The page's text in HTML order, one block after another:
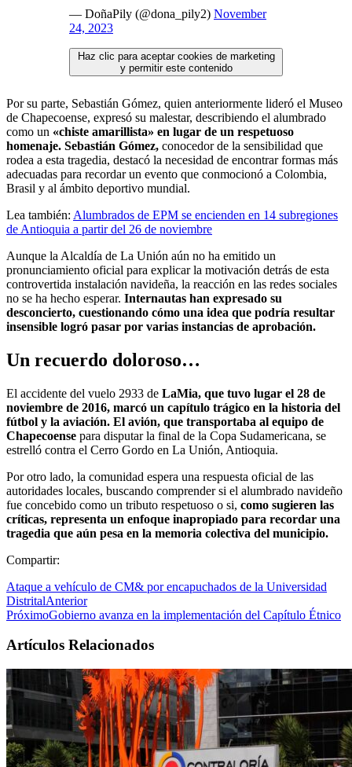
— DoñaPily (@dona_pily2) November
24, 2023
Haz clic para aceptar cookies de marketing
y permitir este contenido
Por su parte, Sebastián Gómez, quien anteriormente lideró el Museo
de Chapecoense, expresó su malestar, describiendo el alumbrado
como un «chiste amarillista» en lugar de un respetuoso
homenaje. Sebastián Gómez, conocedor de la sensibilidad que
rodea a esta tragedia, destacó la necesidad de encontrar formas más
adecuadas para recordar un evento que conmocionó a Colombia,
Brasil y al ámbito deportivo mundial.
Lea también: Alumbrados de EPM se encienden en 14 subregiones
de Antioquia a partir del 26 de noviembre
Aunque la Alcaldía de La Unión aún no ha emitido un
pronunciamiento oficial para explicar la motivación detrás de esta
controvertida instalación navideña, la reacción en las redes sociales
no se ha hecho esperar. Internautas han expresado su
desconcierto, cuestionando cómo una idea que podría resultar
insensible logró pasar por varias instancias de aprobación.
Un recuerdo doloroso…
El accidente del vuelo 2933 de LaMia, que tuvo lugar el 28 de
noviembre de 2016, marcó un capítulo trágico en la historia del
fútbol y la aviación. El avión, que transportaba al equipo de
Chapecoense para disputar la final de la Copa Sudamericana, se
estrelló contra el Cerro Gordo en La Unión, Antioquia.
Por otro lado, la comunidad espera una respuesta oficial de las
autoridades locales, buscando comprender si el alumbrado navideño
fue concebido como un tributo respetuoso o si, como sugieren las
críticas, representa un enfoque inapropiado para recordar una
tragedia que aún pesa en la memoria colectiva del municipio.
Compartir:
Ataque a vehículo de CM& por encapuchados de la Universidad
DistritalAnterior
PróximoGobierno avanza en la implementación del Capítulo Étnico
Artículos Relacionados